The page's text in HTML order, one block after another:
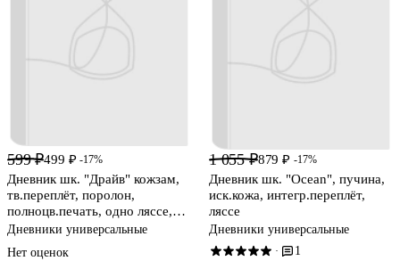
599 ₽499 ₽ -17%
Дневник шк. "Драйв" кожзам,
тв.переплёт, поролон,
полноцв.печать, одно ляссе,
универс.шпаргалка
Дневники универсальные
Нет оценок
1 055 ₽879 ₽ -17%
Дневник шк. "Ocean", пучина,
иск.кожа, интегр.переплёт,
ляссе
Дневники универсальные
· 1